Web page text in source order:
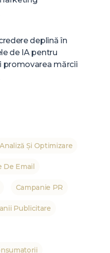
deplină în
de IA pentru
promovarea mărcii
Analiză Și Optimizare
De Email
Campanie PR
Publicitare